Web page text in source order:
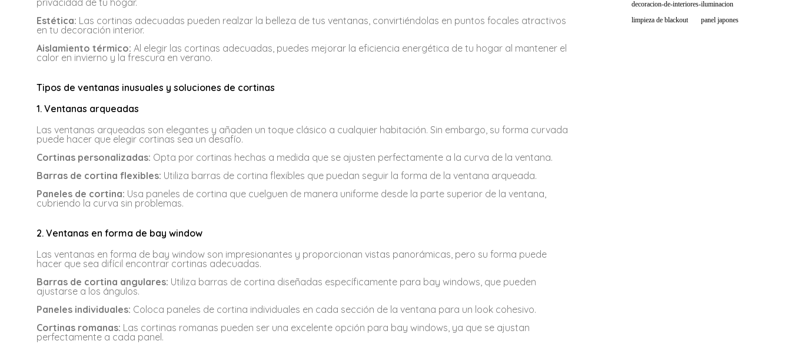
privacidad de tu hogar.
Estética: Las cortinas adecuadas pueden realzar la belleza de tus ventanas, convirtiéndolas en puntos focales atractivos
en tu decoración interior.
Aislamiento térmico: Al elegir las cortinas adecuadas, puedes mejorar la eficiencia energética de tu hogar al mantener el
calor en invierno y la frescura en verano.
Tipos de ventanas inusuales y soluciones de cortinas
1. Ventanas arqueadas
Las ventanas arqueadas son elegantes y añaden un toque clásico a cualquier habitación. Sin embargo, su forma curvada
puede hacer que elegir cortinas sea un desafío.
Cortinas personalizadas: Opta por cortinas hechas a medida que se ajusten perfectamente a la curva de la ventana.
Barras de cortina flexibles: Utiliza barras de cortina flexibles que puedan seguir la forma de la ventana arqueada.
Paneles de cortina: Usa paneles de cortina que cuelguen de manera uniforme desde la parte superior de la ventana,
cubriendo la curva sin problemas.
2. Ventanas en forma de bay window
Las ventanas en forma de bay window son impresionantes y proporcionan vistas panorámicas, pero su forma puede
hacer que sea difícil encontrar cortinas adecuadas.
Barras de cortina angulares: Utiliza barras de cortina diseñadas específicamente para bay windows, que pueden
ajustarse a los ángulos.
Paneles individuales: Coloca paneles de cortina individuales en cada sección de la ventana para un look cohesivo.
Cortinas romanas: Las cortinas romanas pueden ser una excelente opción para bay windows, ya que se ajustan
perfectamente a cada panel.
decoracion-de-interiores-iluminacion
limpieza de blackout
panel japones